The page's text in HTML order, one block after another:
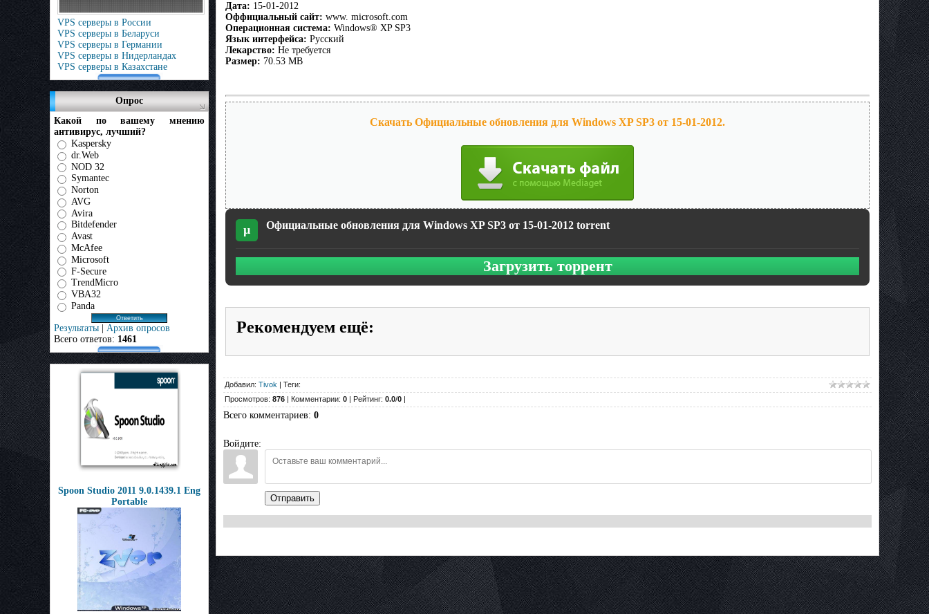
VPS серверы в России
VPS серверы в Беларуси
VPS серверы в Германии
VPS серверы в Нидерландах
VPS серверы в Казахстане
Опрос
Какой по вашему мнению
антивирус, лучший?
Kaspersky
dr.Web
NOD 32
Symantec
Norton
AVG
Avira
Bitdefender
Avast
McAfee
Microsoft
F-Secure
TrendMicro
VBA32
Panda
Результаты | Архив опросов
Всего ответов: 1461
Spoon Studio 2011 9.0.1439.1 Eng
Portable
Дата: 15-01-2012
Оффициальный сайт: www. microsoft.com
Операционная система: Windows® XP SP3
Язык интерфейса: Русский
Лекарство: Не требуется
Размер: 70.53 MB
Скачать Официальные обновления для Windows XP SP3 от 15-01-2012.
µ Официальные обновления для Windows XP SP3 от 15-01-2012 torrent
Загрузить торрент
Рекомендуем ещё:
Добавил: Tivok | Теги:
Просмотров: 876 | Комментарии: 0 | Рейтинг: 0.0/0 |
Всего комментариев: 0
Войдите:
Отправить